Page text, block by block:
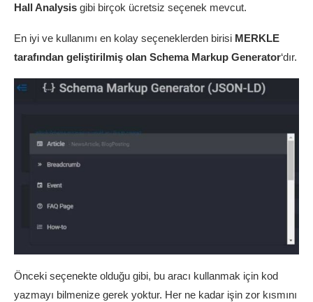
Hall Analysis gibi birçok ücretsiz seçenek mevcut.
En iyi ve kullanımı en kolay seçeneklerden birisi MERKLE
tarafından geliştirilmiş olan Schema Markup Generator‘dır.
Önceki seçenekte olduğu gibi, bu aracı kullanmak için kod
yazmayı bilmenize gerek yoktur. Her ne kadar işin zor kısmını